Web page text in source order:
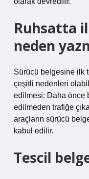
Ruhsatta
neden
Sürücü belgesine ilk
çeşitli nedenleri
edilmesi: Daha önce
edilmeden trafiğe
araçların sürücü
kabul edilir.
Tescil